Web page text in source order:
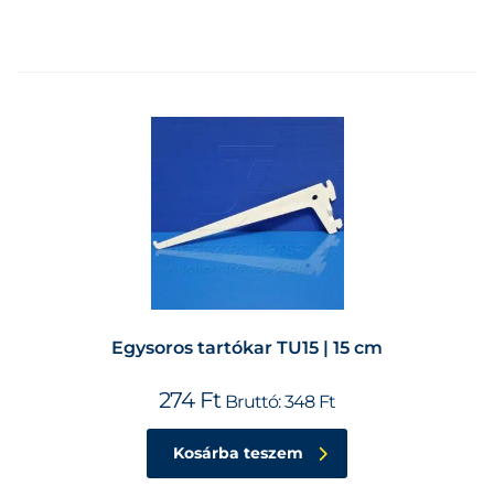
Egysoros tartókar TU15 | 15 cm
274 Ft Bruttó:348 Ft
Kosárba teszem